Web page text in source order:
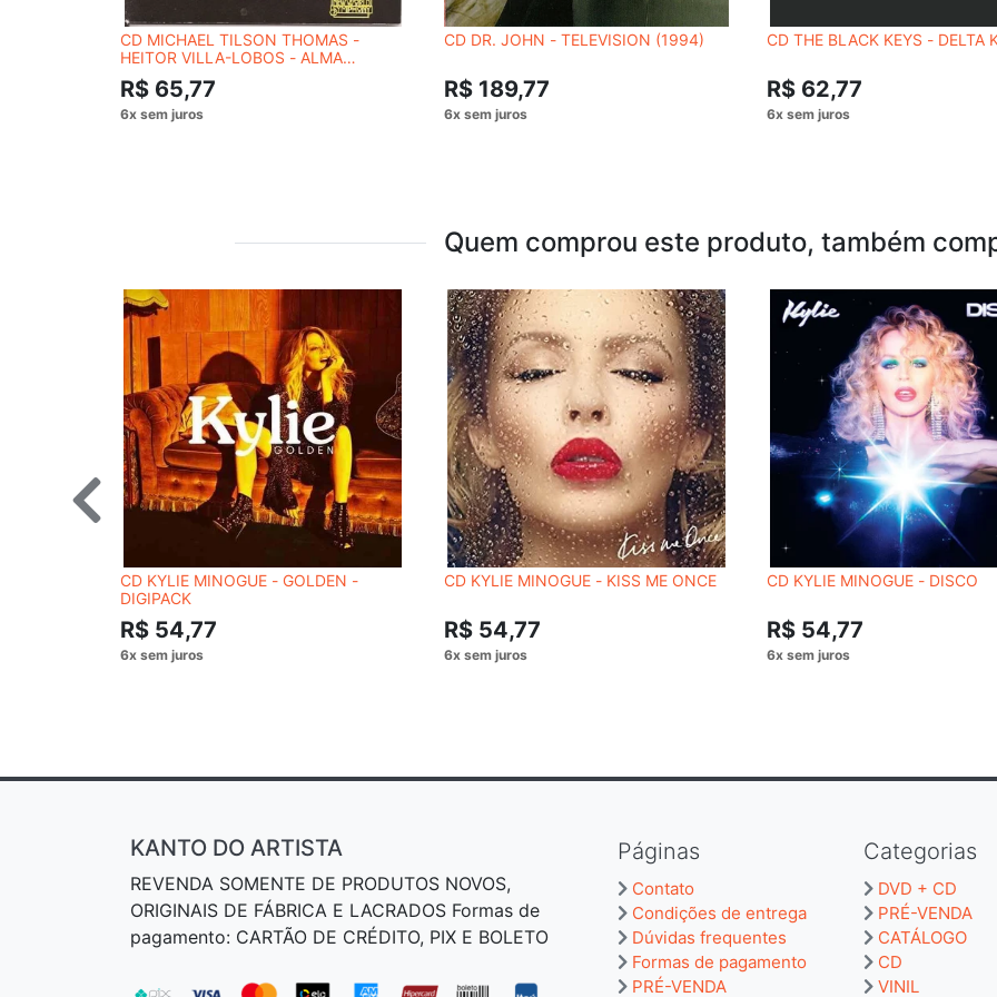
CD MICHAEL TILSON THOMAS -
HEITOR VILLA-LOBOS - ALMA
BRASILEIRA
R$ 65,77
CD DR. JOHN - TELEVISION (1994)
R$ 189,77
CD THE BLACK KEYS - DELTA
R$ 62,77
Quem comprou este produto, também
CD KYLIE MINOGUE - GOLDEN -
DIGIPACK
R$ 54,77
CD KYLIE MINOGUE - KISS ME ONCE
R$ 54,77
CD KYLIE MINOGUE - DISCO
R$ 54,77
Páginas
Contato
Condições de entrega
Dúvidas frequentes
Formas de pagamento
PRÉ-VENDA
Categorias
DVD + CD
PRÉ-VENDA
CATÁLOGO
CD
VINIL
KANTO DO ARTISTA
REVENDA SOMENTE DE PRODUTOS NOVOS,
ORIGINAIS DE FÁBRICA E LACRADOS Formas de
pagamento: CARTÃO DE CRÉDITO, PIX E BOLETO